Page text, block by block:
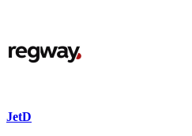
JetD